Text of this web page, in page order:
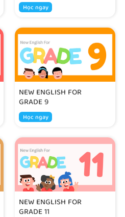
Học ngay
NEW ENGLISH FOR
GRADE 9
Học ngay
NEW ENGLISH FOR
GRADE 11